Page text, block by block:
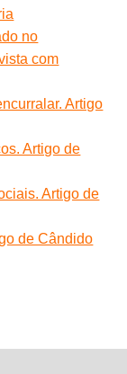
no
com
Artigo
Artigo de
Artigo de
de Cândido